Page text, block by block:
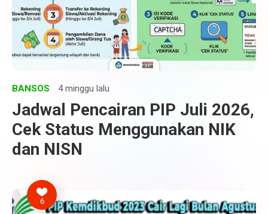
BANSOS 4 minggu lalu
Jadwal Pencairan PIP Juli 2026,
Cek Status Menggunakan NIK
dan NISN
6